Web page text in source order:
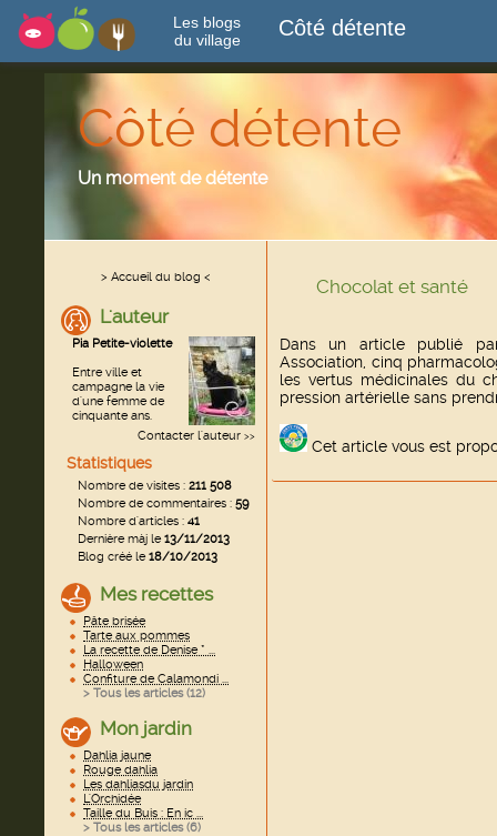
Les blogs
du village
Côté détente
Côté détente
Un moment de détente
> Accueil du blog <
L'auteur
Pia Petite-violette
Entre ville et
campagne la vie
d'une femme de
cinquante ans.
Contacter l'auteur >>
Statistiques
Nombre de visites : 211 508
Nombre de commentaires : 59
Nombre d'articles : 41
Dernière màj le13/11/2013
Blog créé le18/10/2013
Mes recettes
Pâte brisée
Tarte aux pommes
La recette de Denise * ...
Halloween
Confiture de Calamondi ...
> Tous les articles (12)
Mon jardin
Dahlia jaune
Rouge dahlia
Les dahliasdu jardin
L'Orchidée
Taille du Buis : En ic ...
> Tous les articles (6)
Chocolat et santé
Dans un article publié
Association, cinq
les vertus médicinales du
pression artérielle sans
Cet article vous est